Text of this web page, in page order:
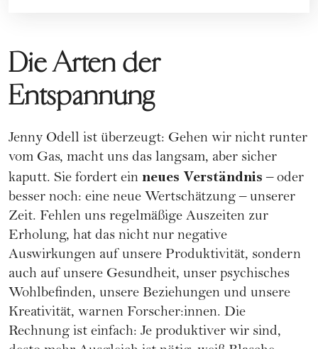
Die Arten der
Entspannung
Jenny Odell ist überzeugt: Gehen wir nicht runter
vom Gas, macht uns das langsam, aber sicher
kaputt. Sie fordert ein neues Verständnis – oder
besser noch: eine neue Wertschätzung – unserer
Zeit. Fehlen uns regelmäßige Auszeiten zur
Erholung, hat das nicht nur negative
Auswirkungen auf unsere Produktivität, sondern
auch auf unsere Gesundheit, unser psychisches
Wohlbefinden, unsere Beziehungen und unsere
Kreativität, warnen Forscher:innen. Die
Rechnung ist einfach: Je produktiver wir sind,